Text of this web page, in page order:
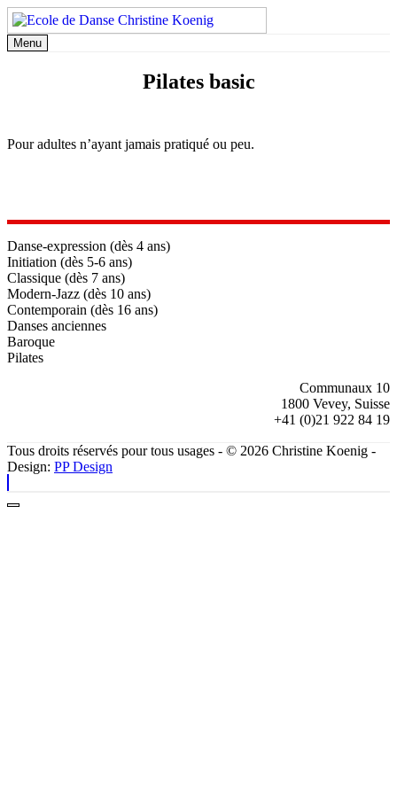
Aller
au
contenu
Menu
Pilates basic
Pour adultes n’ayant jamais pratiqué ou peu.
Danse-expression (dès 4 ans)
Initiation (dès 5-6 ans)
Classique (dès 7 ans)
Modern-Jazz (dès 10 ans)
Contemporain (dès 16 ans)
Danses anciennes
Baroque
Pilates
Communaux 10
1800 Vevey, Suisse
+41 (0)21 922 84 19
Tous droits réservés pour tous usages - © 2026 Christine Koenig -
Design: PP Design
Fermer